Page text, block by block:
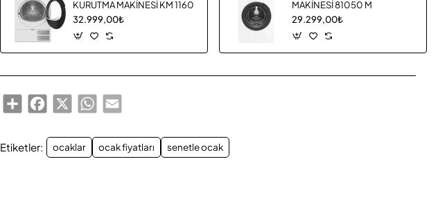
KURUTMA MAKİNESİ KM 1160
32.999,00₺
MAKİNESİ 81050 M
29.299,00₺
ShareFacebook
X WhatsApp
Email
Etiketler: ocaklar ocak fiyatları senetle ocak